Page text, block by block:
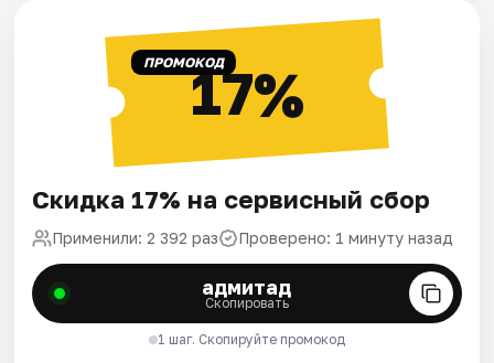
ПРОМОКОД17%
Скидка 17% на сервисный сбор
Применили: 2 392 раз Проверено: 1 минуту назад
адмитад
Скопировать
1 шаг. Скопируйте промокод